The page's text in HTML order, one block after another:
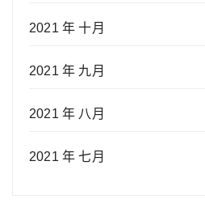
2021 年 十月
2021 年 九月
2021 年 八月
2021 年 七月